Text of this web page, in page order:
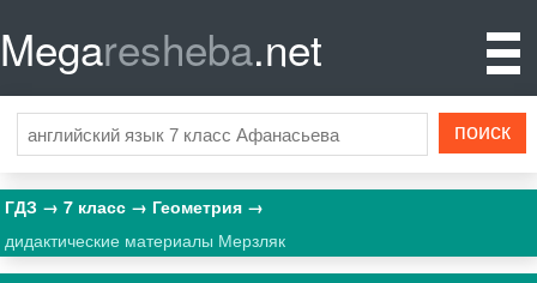
Megaresheba.net
ГДЗ 7 класс
Геометрия
дидактические материалы Мерзляк